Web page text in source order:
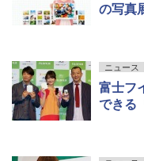
の写真
ニュース
富士フ
できる